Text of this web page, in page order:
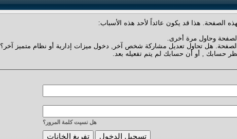
الصفحة. هذا قد يكون عائداً لأحد هذه الأسباب:
وحاول مرة أخرى.
هل تحاول تعديل مشاركة شخص آخر, دخول ميزات إدارية أو نظام متميز آخر؟
حسابك , أو أن حسابك لم يتم تفعيله بعد.
هل نسيت كلمة المرور؟